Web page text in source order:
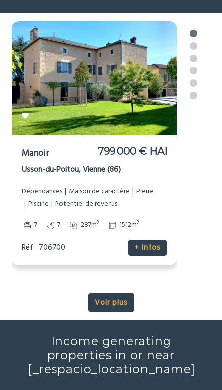
Maison de
Campagne
349 800 €
HAI
Saint-Priest-les-Fougères, Dordogne (24)
Gîte/Maison d’Amis Maison de caractère
Non-mitoyenne Pierre
2999m
Income generating